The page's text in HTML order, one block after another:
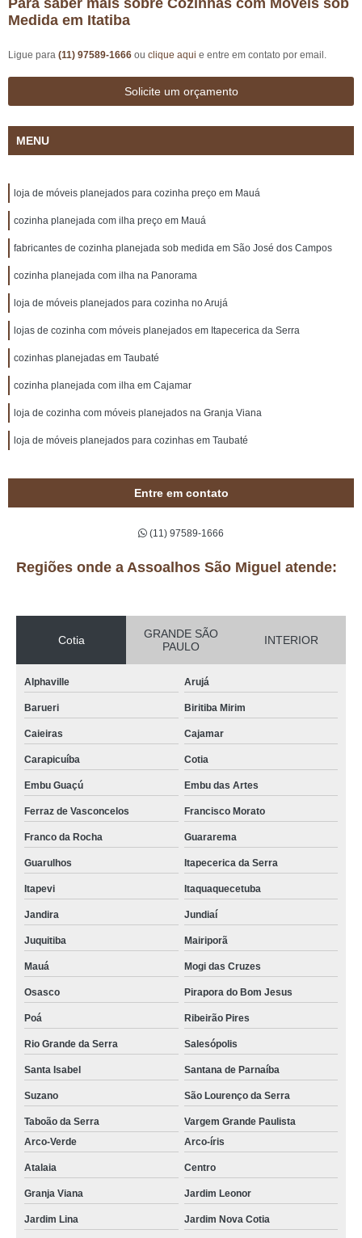
Para saber mais sobre Cozinhas com Móveis sob
Medida em Itatiba
Ligue para (11) 97589-1666 ou clique aqui e entre em contato por email.
Solicite um orçamento
MENU
loja de móveis planejados para cozinha preço em Mauá
cozinha planejada com ilha preço em Mauá
fabricantes de cozinha planejada sob medida em São José dos Campos
cozinha planejada com ilha na Panorama
loja de móveis planejados para cozinha no Arujá
lojas de cozinha com móveis planejados em Itapecerica da Serra
cozinhas planejadas em Taubaté
cozinha planejada com ilha em Cajamar
loja de cozinha com móveis planejados na Granja Viana
loja de móveis planejados para cozinhas em Taubaté
Entre em contato
(11) 97589-1666
Regiões onde a Assoalhos São Miguel atende:
Cotia
GRANDE SÃO
PAULO
INTERIOR
Alphaville Arujá
Barueri Biritiba Mirim
Caieiras Cajamar
Carapicuíba Cotia
Embu Guaçú Embu das Artes
Ferraz de Vasconcelos Francisco Morato
Franco da Rocha Guararema
Guarulhos Itapecerica da Serra
Itapevi Itaquaquecetuba
Jandira Jundiaí
Juquitiba Mairiporã
Mauá Mogi das Cruzes
Osasco Pirapora do Bom Jesus
Poá Ribeirão Pires
Rio Grande da Serra Salesópolis
Santa Isabel Santana de Parnaíba
Suzano São Lourenço da Serra
Taboão da Serra
Vargem Grande Paulista
Arco-Verde
Arco-íris
Atalaia Centro
Granja Viana Jardim Leonor
Jardim Lina Jardim Nova Cotia